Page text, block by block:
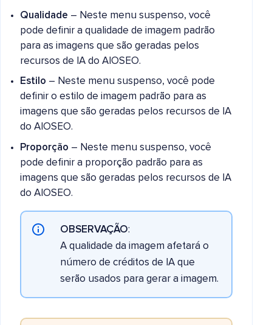
Qualidade – Neste menu suspenso, você
pode definir a qualidade de imagem padrão
para as imagens que são geradas pelos
recursos de IA do AIOSEO.
Estilo – Neste menu suspenso, você pode
definir o estilo de imagem padrão para as
imagens que são geradas pelos recursos de IA
do AIOSEO.
Proporção – Neste menu suspenso, você
pode definir a proporção padrão para as
imagens que são geradas pelos recursos de IA
do AIOSEO.
OBSERVAÇÃO:
A qualidade da imagem afetará o
número de créditos de IA que
serão usados para gerar a imagem.